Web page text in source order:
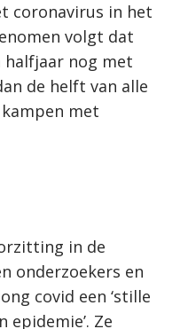
coronavirus in het
volgt dat
halfjaar nog met
de helft van alle
met
in de
onderzoekers en
covid een ‘stille
epidemie’. Ze